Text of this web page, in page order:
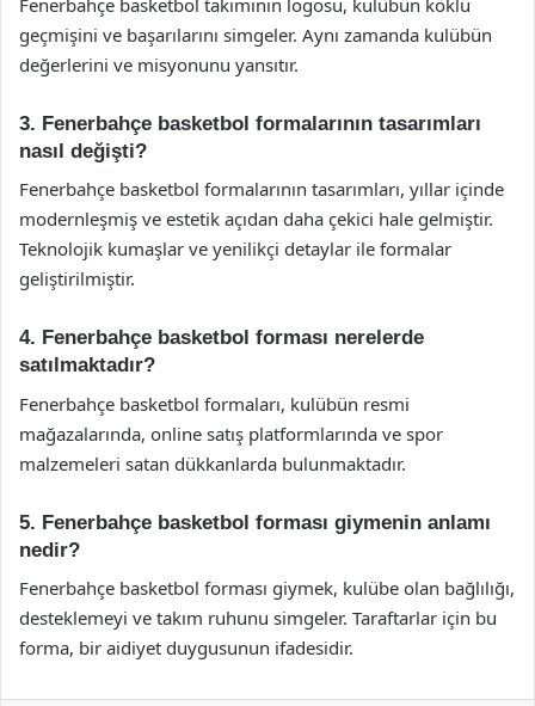
geçmişini ve başarılarını simgeler. Aynı zamanda kulübün
değerlerini ve misyonunu yansıtır.
3. Fenerbahçe basketbol formalarının tasarımları
nasıl değişti?
Fenerbahçe basketbol formalarının tasarımları, yıllar içinde
modernleşmiş ve estetik açıdan daha çekici hale gelmiştir.
Teknolojik kumaşlar ve yenilikçi detaylar ile formalar
geliştirilmiştir.
4. Fenerbahçe basketbol forması nerelerde
satılmaktadır?
Fenerbahçe basketbol formaları, kulübün resmi
mağazalarında, online satış platformlarında ve spor
malzemeleri satan dükkanlarda bulunmaktadır.
5. Fenerbahçe basketbol forması giymenin anlamı
nedir?
Fenerbahçe basketbol forması giymek, kulübe olan bağlılığı,
desteklemeyi ve takım ruhunu simgeler. Taraftarlar için bu
forma, bir aidiyet duygusunun ifadesidir.